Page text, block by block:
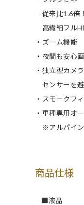
従来比1.6倍
高繊細フル
・ズーム機
・夜間も安心
・独立型カメラ
センサーを
・スモークフ
・車種専用オ
※アルパイン
商品仕様
■液晶